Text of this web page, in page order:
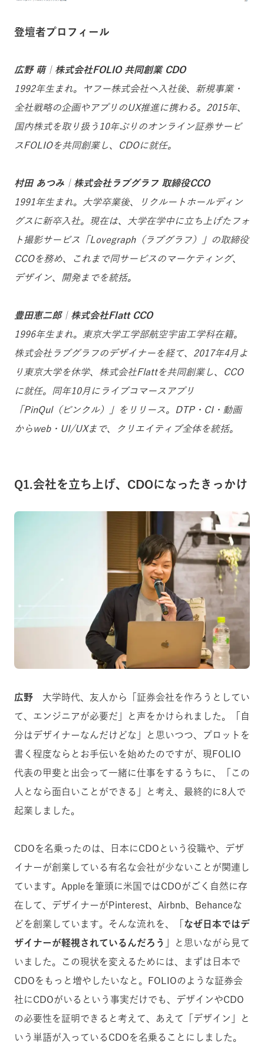
登壇者プロフィール
広野 萌｜株式会社FOLIO 共同創業 CDO
1992年生まれ。ヤフー株式会社へ入社後、新規事業・
全社戦略の企画やアプリのUX推進に携わる。2015年、
国内株式を取り扱う10年ぶりのオンライン証券サービ
スFOLIOを共同創業し、CDOに就任。
村田 あつみ｜株式会社ラブグラフ 取締役CCO
1991年生まれ。大学卒業後、リクルートホールディン
グスに新卒入社。現在は、大学在学中に立ち上げたフォ
ト撮影サービス「Lovegraph（ラブグラフ）」の取締役
CCOを務め、これまで同サービスのマーケティング、
デザイン、開発までを統括。
豊田恵二郎｜株式会社Flatt CCO
1996年生まれ。東京大学工学部航空宇宙工学科在籍。
株式会社ラブグラフのデザイナーを経て、2017年4月よ
り東京大学を休学、株式会社Flattを共同創業し、CCO
に就任。同年10月にライブコマースアプリ
「PinQul（ピンクル）」をリリース。DTP・CI・動画
からweb・UI/UXまで、クリエイティブ全体を統括。
Q1.会社を立ち上げ、CDOになったきっかけ
広野 大学時代、友人から「証券会社を作ろうとしてい
て、エンジニアが必要だ」と声をかけられました。「自
分はデザイナーなんだけどな」と思いつつ、プロットを
書く程度ならとお手伝いを始めたのですが、現FOLIO
代表の甲斐と出会って一緒に仕事をするうちに、「この
人となら面白いことができる」と考え、最終的に8人で
起業しました。
CDOを名乗ったのは、日本にCDOという役職や、デザ
イナーが創業している有名な会社が少ないことが関連し
ています。Appleを筆頭に米国ではCDOがごく自然に存
在して、デザイナーがPinterest、Airbnb、Behanceな
どを創業しています。そんな流れを、「 なぜ日本ではデ
ザイナーが軽視されているんだろう
」と思いながら見て
いました。この現状を変えるためには、まずは日本で
CDOをもっと増やしたいなと。FOLIOのような証券会
社にCDOがいるという事実だけでも、デザインやCDO
の必要性を証明できると考えて、あえて「デザイン」と
いう単語が入っているCDOを名乗ることにしました。